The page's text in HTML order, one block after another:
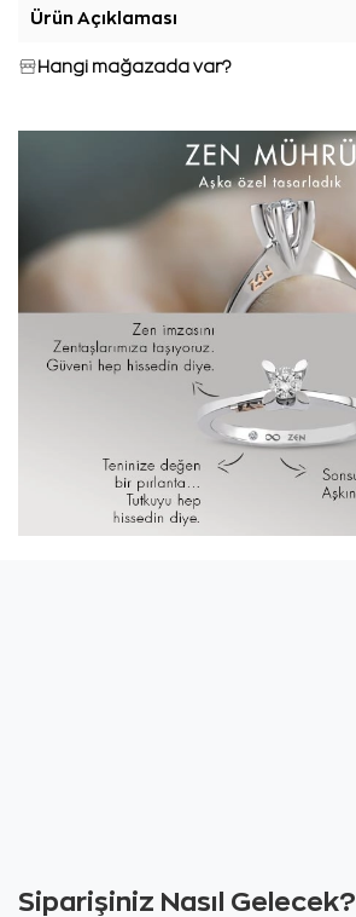
Ürün Açıklaması
Hangi mağazada var?
Siparişiniz Nasıl Gelecek?